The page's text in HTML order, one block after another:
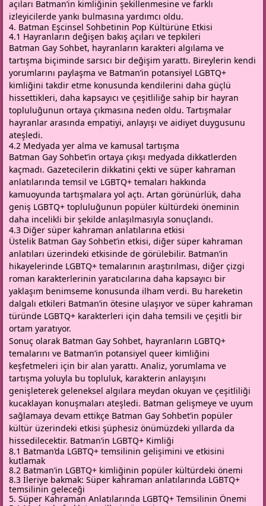
açıları Batman’in kimliğinin şekillenmesine ve farklı
izleyicilerde yankı bulmasına yardımcı oldu.
4. Batman Eşcinsel Sohbetinin Pop Kültürüne Etkisi
4.1 Hayranların değişen bakış açıları ve tepkileri
Batman Gay Sohbet, hayranların karakteri algılama ve
tartışma biçiminde sarsıcı bir değişim yarattı. Bireylerin kendi
yorumlarını paylaşma ve Batman’in potansiyel LGBTQ+
kimliğini takdir etme konusunda kendilerini daha güçlü
hissettikleri, daha kapsayıcı ve çeşitliliğe sahip bir hayran
topluluğunun ortaya çıkmasına neden oldu. Tartışmalar
hayranlar arasında empatiyi, anlayışı ve aidiyet duygusunu
ateşledi.
4.2 Medyada yer alma ve kamusal tartışma
Batman Gay Sohbet’in ortaya çıkışı medyada dikkatlerden
kaçmadı. Gazetecilerin dikkatini çekti ve süper kahraman
anlatılarında temsil ve LGBTQ+ temaları hakkında
kamuoyunda tartışmalara yol açtı. Artan görünürlük, daha
geniş LGBTQ+ topluluğunun popüler kültürdeki öneminin
daha incelikli bir şekilde anlaşılmasıyla sonuçlandı.
4.3 Diğer süper kahraman anlatılarına etkisi
Üstelik Batman Gay Sohbet’in etkisi, diğer süper kahraman
anlatıları üzerindeki etkisinde de görülebilir. Batman’in
hikayelerinde LGBTQ+ temalarının araştırılması, diğer çizgi
roman karakterlerinin yaratıcılarına daha kapsayıcı bir
yaklaşım benimseme konusunda ilham verdi. Bu hareketin
dalgalı etkileri Batman’in ötesine ulaşıyor ve süper kahraman
türünde LGBTQ+ karakterleri için daha temsili ve çeşitli bir
ortam yaratıyor.
Sonuç olarak Batman Gay Sohbet, hayranların LGBTQ+
temalarını ve Batman’in potansiyel queer kimliğini
keşfetmeleri için bir alan yarattı. Analiz, yorumlama ve
tartışma yoluyla bu topluluk, karakterin anlayışını
genişleterek geleneksel algılara meydan okuyan ve çeşitliliği
kucaklayan konuşmaları ateşledi. Batman gelişmeye ve uyum
sağlamaya devam ettikçe Batman Gay Sohbet’in popüler
kültür üzerindeki etkisi şüphesiz önümüzdeki yıllarda da
hissedilecektir. Batman’in LGBTQ+ Kimliği
8.1 Batman’da LGBTQ+ temsilinin gelişimini ve etkisini
kutlamak
8.2 Batman’in LGBTQ+ kimliğinin popüler kültürdeki önemi
8.3 İleriye bakmak: Süper kahraman anlatılarında LGBTQ+
temsilinin geleceği
5. Süper Kahraman Anlatılarında LGBTQ+ Temsilinin Önemi